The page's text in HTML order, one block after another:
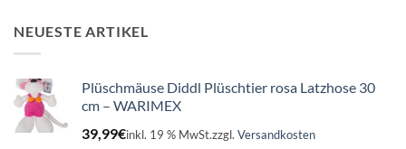
NEUESTE ARTIKEL
Plüschmäuse Diddl Plüschtier rosa Latzhose 30
cm – WARIMEX
39,99€inkl. 19 % MwSt.zzgl. Versandkosten